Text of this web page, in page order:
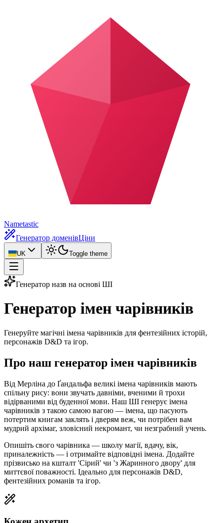
Nametastic
Генератор доменівЦіни
UK Toggle theme
Генератор назв на основі ШІ
Генератор імен чарівників
Генеруйте магічні імена чарівників для фентезійних історій,
персонажів D&D та ігор.
Про наш генератор імен чарівників
Від Мерліна до Ґандальфа великі імена чарівників мають
спільну рису: вони звучать давніми, вченими й трохи
відірваними від буденної мови. Наш ШІ генерує імена
чарівників з такою самою вагою — імена, що пасують
потертим книгам заклять і дверям веж, чи потрібен вам
мудрий архімаг, зловісний некромант, чи незграбний учень.
Опишіть свого чарівника — школу магії, вдачу, вік,
приналежність — і отримайте відповідні імена. Додайте
прізвисько на кшталт 'Сірий' чи 'з Жаринного двору' для
миттєвої поважності. Ідеально для персонажів D&D,
фентезійних романів та ігор.